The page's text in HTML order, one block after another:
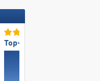
Top-Lifte/Bahnen